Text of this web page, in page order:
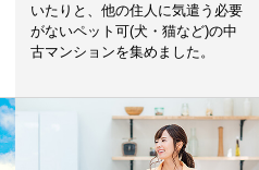
いたりと、他の住人に気遣う必要
がないペット可(犬・猫など)の中
古マンションを集めました。